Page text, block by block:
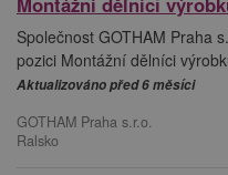
Společnost GOTHAM Praha
pozici Montážní dělníci
Aktualizováno před 6 měsíci
GOTHAM Praha s.r.o.
Ralsko